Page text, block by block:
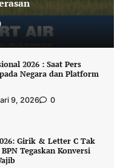
2026 : Saat Pers
Negara dan Platform
9, 2026 0
Girik & Letter C Tak
Tegaskan Konversi